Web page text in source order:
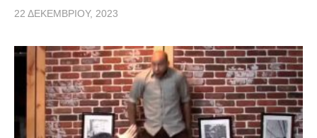
22 ΔΕΚΕΜΒΡΊΟΥ, 2023